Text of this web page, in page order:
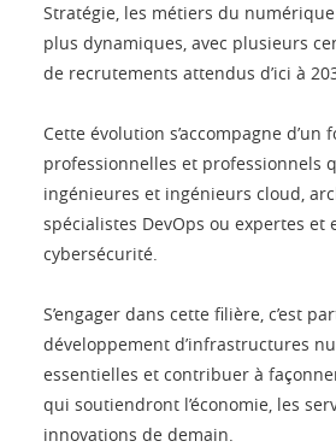
Stratégie, les métiers du
plus dynamiques, avec plusieurs
de recrutements attendus d’ici à
Cette évolution s’accompagne d’un
professionnelles et professionnels
ingénieures et ingénieurs cloud,
spécialistes DevOps ou expertes et
cybersécurité.
S’engager dans cette filière, c’est
développement d’infrastructures
essentielles et contribuer à
qui soutiendront l’économie, les
innovations de demain.